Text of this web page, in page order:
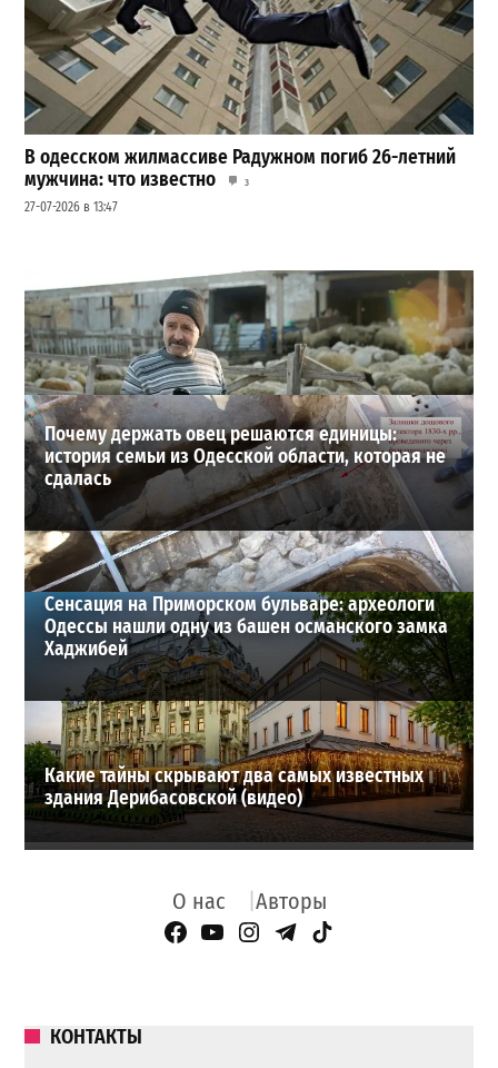
В одесском жилмассиве Радужном погиб 26-летний
мужчина: что известно
3
27-07-2026 в 13:47
Шезлонги, бунгало и VIP-зоны: сколько придется
заплатить за отдых в Аркадии
21-07-2026 в 19:23
ВИБОР РЕДАКЦИИ
Почему держать овец решаются единицы:
история семьи из Одесской области, которая не
сдалась
Сенсация на Приморском бульваре: археологи
Одессы нашли одну из башен османского замка
Хаджибей
Какие тайны скрывают два самых известных
здания Дерибасовской (видео)
О нас Авторы
Facebook Page
YouTube
Instagram
Telegram
TikTok
КОНТАКТЫ